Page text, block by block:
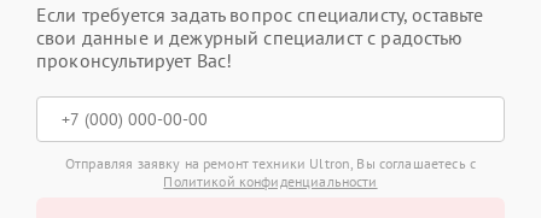
Если требуется задать вопрос специалисту, оставьте
свои данные и дежурный специалист с радостью
проконсультирует Вас!
Отправляя заявку на ремонт техники Ultron, Вы соглашаетесь с
Политикой конфиденциальности